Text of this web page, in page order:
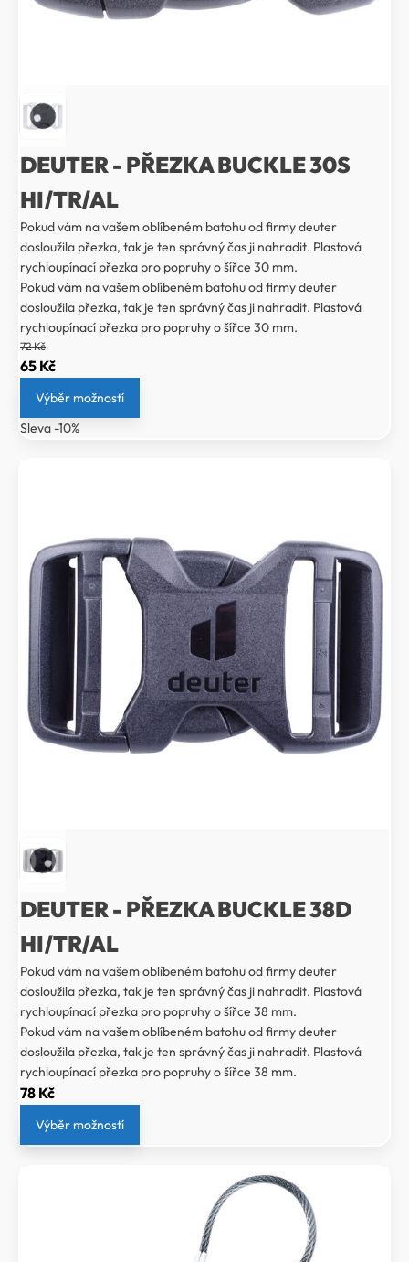
DEUTER - PŘEZKA BUCKLE 30S
HI/TR/AL
Pokud vám na vašem oblíbeném batohu od firmy deuter
dosloužila přezka, tak je ten správný čas ji nahradit. Plastová
rychloupínací přezka pro popruhy o šířce 30 mm.
Pokud vám na vašem oblíbeném batohu od firmy deuter
dosloužila přezka, tak je ten správný čas ji nahradit. Plastová
rychloupínací přezka pro popruhy o šířce 30 mm.
72Kč
Původní
cena
byla:
72 Kč.
65 KčAktuální
cena
65 Kč.
Výběr možností
Sleva -10%
DEUTER - PŘEZKA BUCKLE 38D
HI/TR/AL
Pokud vám na vašem oblíbeném batohu od firmy deuter
dosloužila přezka, tak je ten správný čas ji nahradit. Plastová
rychloupínací přezka pro popruhy o šířce 38 mm.
Pokud vám na vašem oblíbeném batohu od firmy deuter
dosloužila přezka, tak je ten správný čas ji nahradit. Plastová
rychloupínací přezka pro popruhy o šířce 38 mm.
78 Kč
Výběr možností